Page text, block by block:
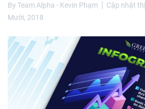
By Team Alpha - Kevin Phạm Cập nhật
Mười, 2018